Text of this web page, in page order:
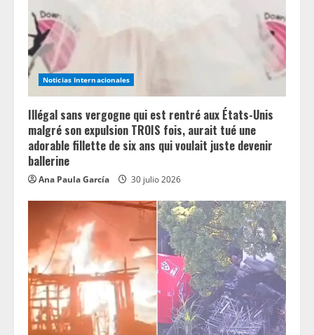
i
n
g
Noticias Internacionales
Illégal sans vergogne qui est rentré aux États-Unis
malgré son expulsion TROIS fois, aurait tué une
adorable fillette de six ans qui voulait juste devenir
ballerine
Ana Paula García 30 julio 2026